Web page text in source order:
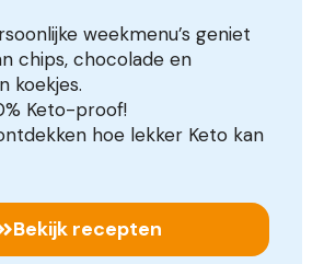
weekmenu’s geniet
chips, chocolade en
koekjes.
Keto-proof!
hoe lekker Keto kan
Bekijk recepten